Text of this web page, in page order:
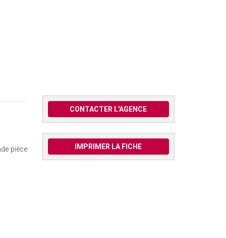
pièce
CONTACTER L'AGENCE
IMPRIMER LA FICHE